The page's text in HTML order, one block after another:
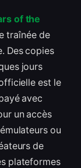
of the
traînée de
Des copies
jours
est le
avec
un accès
ou
de
plateformes